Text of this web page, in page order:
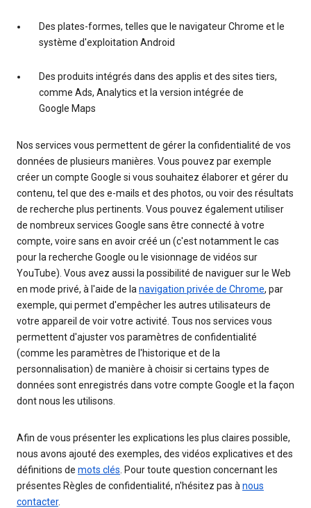
Des plates-formes, telles que le navigateur Chrome et le
système d'exploitation Android
Des produits intégrés dans des applis et des sites tiers,
comme Ads, Analytics et la version intégrée de
Google Maps
Nos services vous permettent de gérer la confidentialité de vos
données de plusieurs manières. Vous pouvez par exemple
créer un compte Google si vous souhaitez élaborer et gérer du
contenu, tel que des e-mails et des photos, ou voir des résultats
de recherche plus pertinents. Vous pouvez également utiliser
de nombreux services Google sans être connecté à votre
compte, voire sans en avoir créé un (c'est notamment le cas
pour la recherche Google ou le visionnage de vidéos sur
YouTube). Vous avez aussi la possibilité de naviguer sur le Web
en mode privé, à l'aide de la navigation privée de Chrome, par
exemple, qui permet d'empêcher les autres utilisateurs de
votre appareil de voir votre activité. Tous nos services vous
permettent d'ajuster vos paramètres de confidentialité
(comme les paramètres de l'historique et de la
personnalisation) de manière à choisir si certains types de
données sont enregistrés dans votre compte Google et la façon
dont nous les utilisons.
Afin de vous présenter les explications les plus claires possible,
nous avons ajouté des exemples, des vidéos explicatives et des
définitions de mots clés . Pour toute question concernant les
présentes Règles de confidentialité, n'hésitez pas à nous
contacter.